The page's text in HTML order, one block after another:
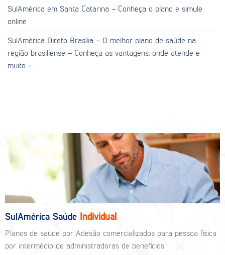
SulAmérica em Santa Catarina – Conheça o plano e simule
online
SulAmérica Direto Brasília – O melhor plano de saúde na
região brasiliense – Conheça as vantagens, onde atende e
muito +
SulAmérica Saúde Individual
Planos de saúde por Adesão comercializados para pessoa física
por intermédio de administradoras de benefícios.